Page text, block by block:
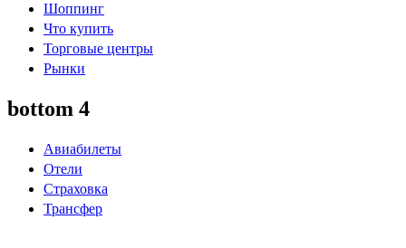
Шоппинг
Что купить
Торговые центры
Рынки
bottom 4
Авиабилеты
Отели
Страховка
Трансфер